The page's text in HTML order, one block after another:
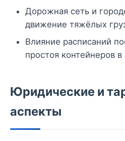
Дорожная сеть и
движение тяжёлых
Влияние расписаний
простоя контейнеров
Юридические и
аспекты